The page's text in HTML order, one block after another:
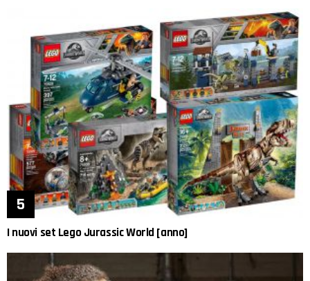
I nuovi set Lego Jurassic World [anno]